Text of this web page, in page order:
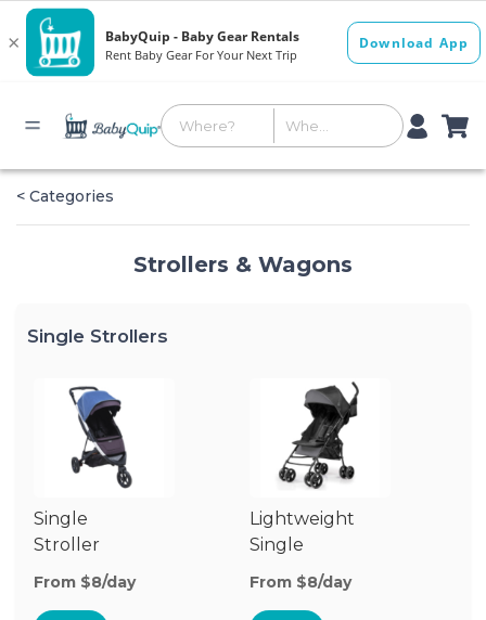
< Categories
Strollers & Wagons
Single Strollers
Single
Stroller
From $8/day
Lightweight
Single
Stroller
From $8/day